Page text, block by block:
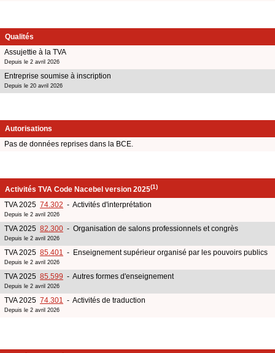
Qualités
Assujettie à la TVA
Depuis le 2 avril 2026
Entreprise soumise à inscription
Depuis le 20 avril 2026
Autorisations
Pas de données reprises dans la BCE.
Activités TVA Code Nacebel version 2025(1)
TVA 2025 74.302 - Activités d'interprétation
Depuis le 2 avril 2026
TVA 2025 82.300 - Organisation de salons professionnels et congrès
Depuis le 2 avril 2026
TVA 2025 85.401 - Enseignement supérieur organisé par les pouvoirs publics
Depuis le 2 avril 2026
TVA 2025 85.599 - Autres formes d'enseignement
Depuis le 2 avril 2026
TVA 2025 74.301 - Activités de traduction
Depuis le 2 avril 2026